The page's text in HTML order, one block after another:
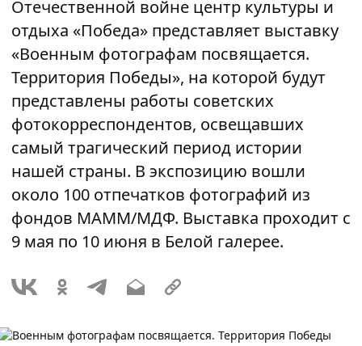
Отечественной войне центр культуры и
отдыха «Победа» представляет выставку
«Военным фотографам посвящается.
Территория Победы», на которой будут
представлены работы советских
фотокорреспондентов, освещавших
самый трагический период истории
нашей страны. В экспозицию вошли
около 100 отпечатков фотографий из
фондов МАММ/МДФ. Выставка проходит с
9 мая по 10 июня в Белой галерее.